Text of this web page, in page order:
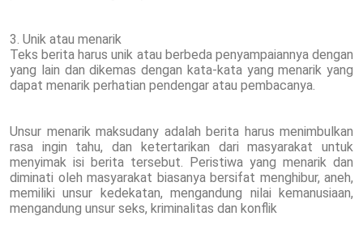
3. Unik atau menarik
Teks berita harus unik atau berbeda penyampaiannya dengan
yang lain dan dikemas dengan kata-kata yang menarik yang
dapat menarik perhatian pendengar atau pembacanya.
Unsur menarik maksudany adalah berita harus menimbulkan
rasa ingin tahu, dan ketertarikan dari masyarakat untuk
menyimak isi berita tersebut. Peristiwa yang menarik dan
diminati oleh masyarakat biasanya bersifat menghibur, aneh,
memiliki unsur kedekatan, mengandung nilai kemanusiaan,
mengandung unsur seks, kriminalitas dan konflik